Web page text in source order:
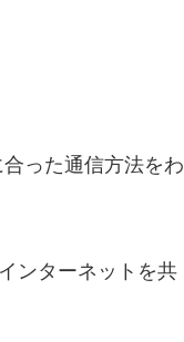
った通信方法をわ
ンターネットを共